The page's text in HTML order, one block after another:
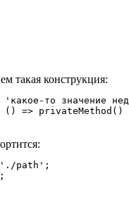
такая конструкция:
то значение
=> privateMethod()
'./path';